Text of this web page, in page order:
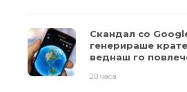
Скандал со
генерираше
веднаш го
20 часа